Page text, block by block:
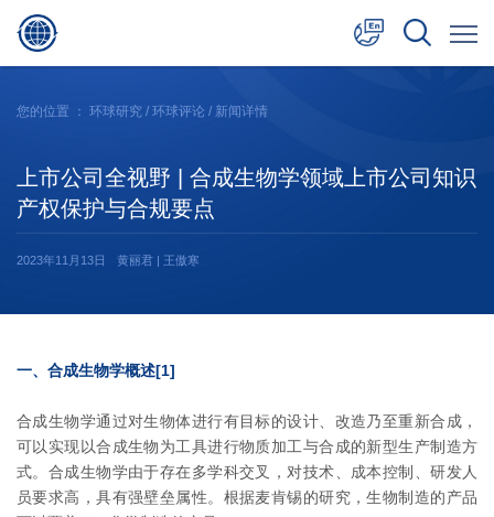
日本語
您的位置 ： 环球研究 / 环球评论 / 新闻详情
上市公司全视野 | 合成生物学领域上市公司知识
产权保护与合规要点
2023年11月13日 黄丽君 | 王傲寒
一、合成生物学概述[1]
合成生物学通过对生物体进行有目标的设计、改造乃至重新合成，
可以实现以合成生物为工具进行物质加工与合成的新型生产制造方
式。合成生物学由于存在多学科交叉，对技术、成本控制、研发人
员要求高，具有强壁垒属性。根据麦肯锡的研究，生物制造的产品